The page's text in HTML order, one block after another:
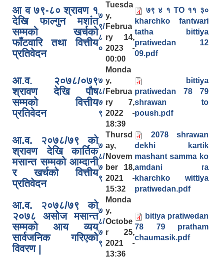
आ व ७९-८० श्रावण १
देखि फाल्गुन मशांत
सम्मको खर्चको
फाँटवारि तथा वित्तीय
प्रतिवेदन
७
९/
८
०
Tuesda
y,
Februa
ry 14,
2023 -
00:00
७९ ४ १ TO ११ ३०
kharchko fantwari
tatha bittiya
pratiwedan 12
09.pdf
आ.व. २०७८/०७९
श्रावण देखि पौष
सम्मको वित्तीय
प्रतिवेदन
७
८/
७
९
Monda
y,
Februa
ry 7,
2022 -
18:39
bittiya
pratiwedan 78 79
shrawan to
poush.pdf
आ.व. २०७८/७९ को
श्रावण देखि कार्तिक
मसान्त सम्मको आम्दानी
र खर्चको वित्तीय
प्रतिवेदन
७
८/
७
९
Thursd
ay,
Novem
ber 18,
2021 -
15:32
2078 shrawan
dekhi kartik
mashant samma ko
amdani ra
kharchko wittiya
pratiwedan.pdf
आ.व. २०७८/७९ को
२०७८ असोज मसान्त
सम्मको आय व्यय
सार्वजनिक गरिएको
विवरण |
७
८/
७
९
Monda
y,
Octobe
r 25,
2021 -
13:36
bitiya pratiwedan
78 79 pratham
chaumasik.pdf